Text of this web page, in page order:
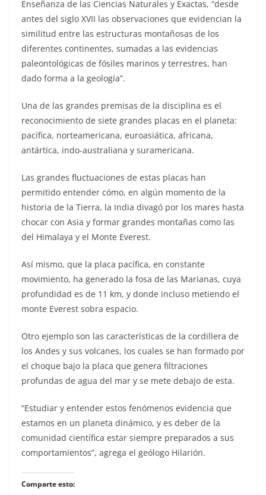
Enseñanza de las Ciencias Naturales y Exactas, “desde
antes del siglo XVII las observaciones que evidencian la
similitud entre las estructuras montañosas de los
diferentes continentes, sumadas a las evidencias
paleontológicas de fósiles marinos y terrestres, han
dado forma a la geología”.
Una de las grandes premisas de la disciplina es el
reconocimiento de siete grandes placas en el planeta:
pacífica, norteamericana, euroasiática, africana,
antártica, indo-australiana y suramericana.
Las grandes fluctuaciones de estas placas han
permitido entender cómo, en algún momento de la
historia de la Tierra, la India divagó por los mares hasta
chocar con Asia y formar grandes montañas como las
del Himalaya y el Monte Everest.
Así mismo, que la placa pacífica, en constante
movimiento, ha generado la fosa de las Marianas, cuya
profundidad es de 11 km, y donde incluso metiendo el
monte Everest sobra espacio.
Otro ejemplo son las características de la cordillera de
los Andes y sus volcanes, los cuales se han formado por
el choque bajo la placa que genera filtraciones
profundas de agua del mar y se mete debajo de esta.
“Estudiar y entender estos fenómenos evidencia que
estamos en un planeta dinámico, y es deber de la
comunidad científica estar siempre preparados a sus
comportamientos”, agrega el geólogo Hilarión.
Comparte esto: